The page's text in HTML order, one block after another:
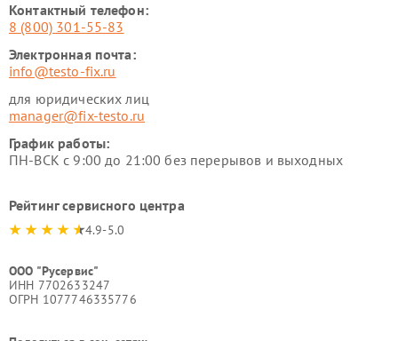
Контактный телефон:
8 (800) 301-55-83
Электронная почта:
info@testo-fix.ru
для юридических лиц
manager@fix-testo.ru
График работы:
ПН-ВСК с 9:00 до 21:00 без перерывов и выходных
Рейтинг сервисного центра
4.9-5.0
ООО "Русервис"
ИНН 7702633247
ОГРН 1077746335776